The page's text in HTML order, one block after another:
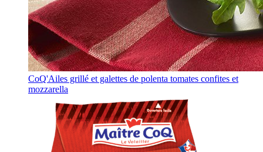
CoQ'Ailes grillé et galettes de polenta tomates confites et
mozzarella